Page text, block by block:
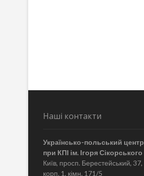
Наші контакти
Українсько-польський центр
при КПІ ім. Ігоря Сікорського
Київ, просп. Берестейський, 37,
корп. 1, кімн. 171/5